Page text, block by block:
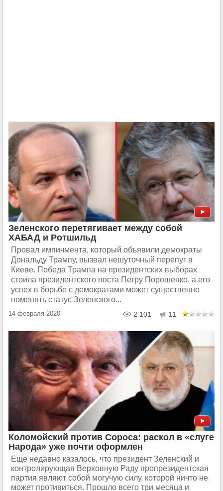
Зеленского перетягивает между собой
ХАБАД и Ротшильд
Провал импичмента, который объявили демократы
Дональду Трампу, вызвал нешуточный перепуг в
Киеве. Победа Трампа на президентских выборах
стоила президентского поста Петру Порошенко, а его
успех в борьбе с демократами может существенно
поменять статус Зеленского...
14 февраля 2020 2 101 11
Коломойский против Сороса: раскол в «слуге
Народа» уже почти оформлен
Еще недавно казалось, что президент Зеленский и
контролирующая Верховную Раду пропрезидентская
партия являют собой могучую силу, которой ничто не
может противиться. Прошло всего три месяца и